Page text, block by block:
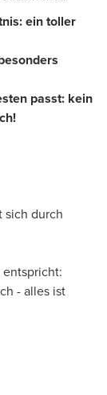
ein toller
passt: kein
sich durch
- alles ist